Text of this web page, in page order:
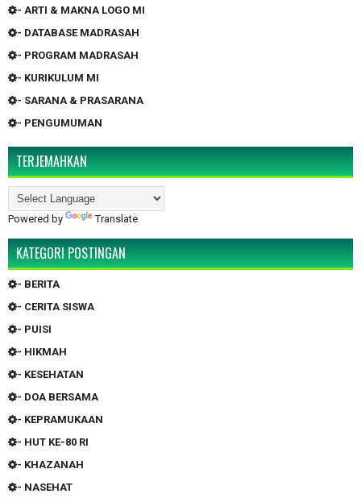
- ARTI & MAKNA LOGO MI
- DATABASE MADRASAH
- PROGRAM MADRASAH
- KURIKULUM MI
- SARANA & PRASARANA
- PENGUMUMAN
TERJEMAHKAN
Powered by Translate
KATEGORI POSTINGAN
- BERITA
- CERITA SISWA
- PUISI
- HIKMAH
- KESEHATAN
- DOA BERSAMA
- KEPRAMUKAAN
- HUT KE-80 RI
- KHAZANAH
- NASEHAT